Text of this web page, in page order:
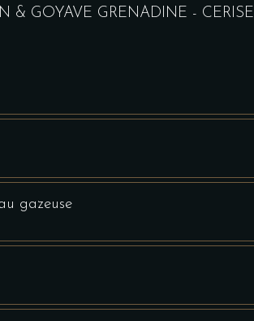
& GOYAVE GRENADINE - CERISE
gazeuse